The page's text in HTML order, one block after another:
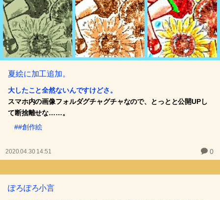
夏絵に加工追加。
大したこと全然ないんですけどさ。
スマホ内の画像フォルダグチャグチャなので、とっとと公開UPし
て断捨離せな……。
##創作絵
2020.04.30 14:51 0
ぽろぽろ小言